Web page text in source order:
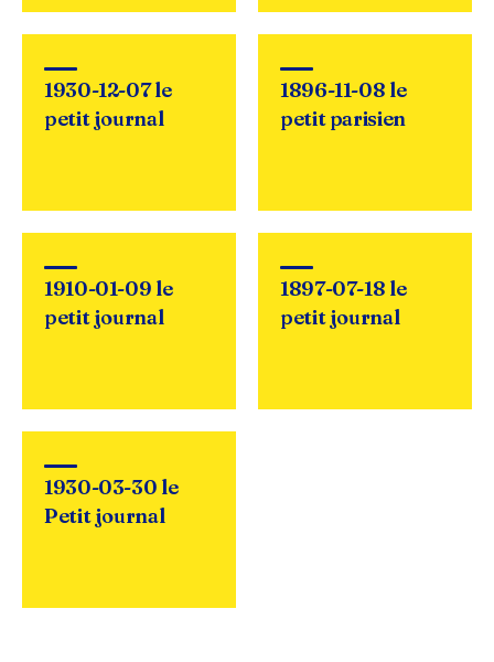
1930-12-07 le
petit journal
1896-11-08 le
petit parisien
1910-01-09 le
petit journal
1897-07-18 le
petit journal
1930-03-30 le
Petit journal